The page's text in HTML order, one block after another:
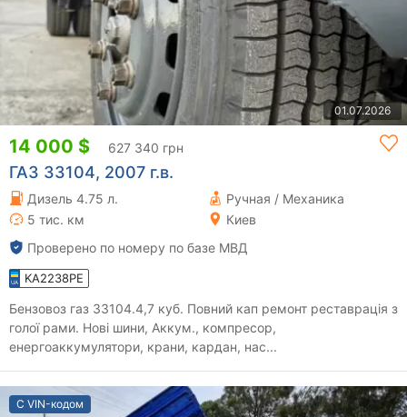
01.07.2026
14 000 $ 627 340 грн
ГАЗ 33104, 2007 г.в.
Дизель 4.75 л.
Ручная / Механика
5 тис. км
Киев
Проверено по номеру по базе МВД
KA2238PE
Бензовоз газ 33104.4,7 куб. Повний кап ремонт реставрація з
голої рами. Нові шини, Аккум., компресор,
енергоаккумулятори, крани, кардан, нас...
С VIN-кодом